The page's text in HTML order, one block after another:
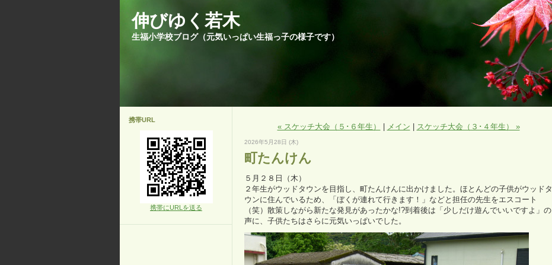
伸びゆく若木
生福小学校ブログ（元気いっぱい生福っ子の様子です）
携帯URL
携帯にURLを送る
« スケッチ大会（５･６年生） メイン スケッチ大会（３･４年生） »
2026年5月28日 (木)
町たんけん
５月２８日（木）
２年生がウッドタウンを目指し、町たんけんに出かけました。ほとんどの子供がウッドタ
ウンに住んでいるため、「ぼくが連れて行きます！」などと担任の先生をエスコート
（笑）散策しながら新たな発見があったかな!?到着後は「少しだけ遊んでいいですよ」の
声に、子供たちはさらに元気いっぱいでした。